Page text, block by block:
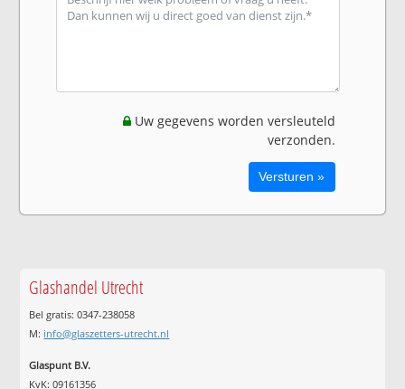
Uw gegevens worden versleuteld
verzonden.
Glashandel Utrecht
Bel gratis: 0347-238058
M: info@glaszetters-utrecht.nl
Glaspunt B.V.
KvK: 09161356